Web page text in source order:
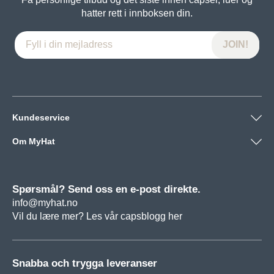
hatter rett i innboksen din.
Kundeservice
Om MyHat
Spørsmål? Send oss en e-post direkte.
info@myhat.no
Vil du lære mer? Les vår capsblogg her
Snabba och trygga leveranser